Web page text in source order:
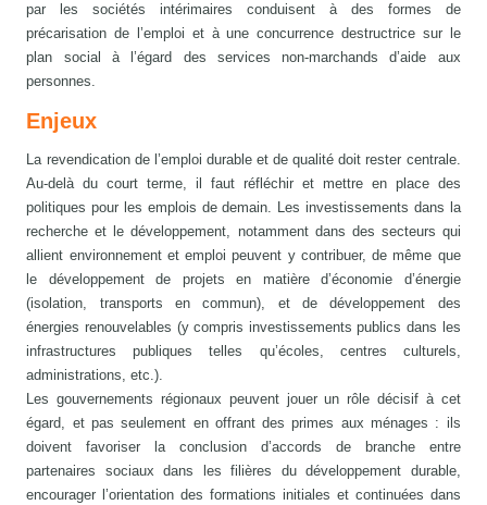
par les sociétés intérimaires conduisent à des formes de
précarisation de l’emploi et à une concurrence destructrice sur le
plan social à l’égard des services non-marchands d’aide aux
personnes.
Enjeux
La revendication de l’emploi durable et de qualité doit rester centrale.
Au-delà du court terme, il faut réfléchir et mettre en place des
politiques pour les emplois de demain. Les investissements dans la
recherche et le développement, notamment dans des secteurs qui
allient environnement et emploi peuvent y contribuer, de même que
le développement de projets en matière d’économie d’énergie
(isolation, transports en commun), et de développement des
énergies renouvelables (y compris investissements publics dans les
infrastructures publiques telles qu’écoles, centres culturels,
administrations, etc.).
Les gouvernements régionaux peuvent jouer un rôle décisif à cet
égard, et pas seulement en offrant des primes aux ménages : ils
doivent favoriser la conclusion d’accords de branche entre
partenaires sociaux dans les filières du développement durable,
encourager l’orientation des formations initiales et continuées dans